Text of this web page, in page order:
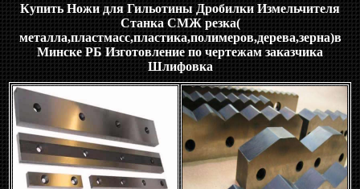
Купить Ножи для Гильотины Дробилки Измельчителя
Станка СМЖ резка(
металла,пластмасс,пластика,полимеров,дерева,зерна)в
Минске РБ Изготовление по чертежам заказчика
Шлифовка